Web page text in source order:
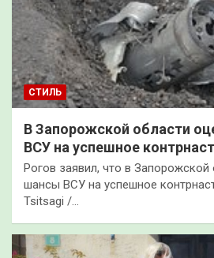
СТИЛЬ
В Запорожской области
ВСУ на успешное
Рогов заявил, что в Запорожской
шансы ВСУ на успешное
Tsitsagi /…